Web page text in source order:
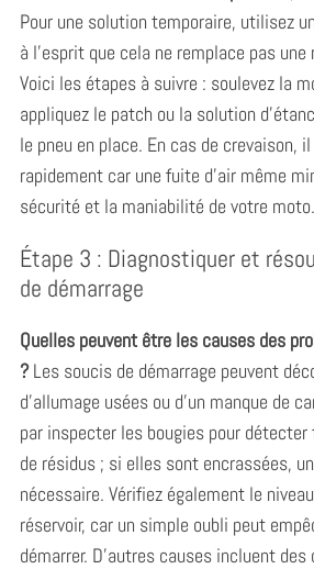
Pour une solution temporaire, utilisez
à l’esprit que cela ne remplace pas
Voici les étapes à suivre : soulevez la
appliquez le patch ou la solution
le pneu en place. En cas de crevaison,
rapidement car une fuite d’air même
sécurité et la maniabilité de votre moto.
Étape 3 : Diagnostiquer et
de démarrage
Quelles peuvent être les causes des
?Les soucis de démarrage peuvent
d’allumage usées ou d’un manque de
par inspecter les bougies pour
de résidus ; si elles sont encrassées,
nécessaire. Vérifiez également le
réservoir, car un simple oubli peut
démarrer. D’autres causes incluent